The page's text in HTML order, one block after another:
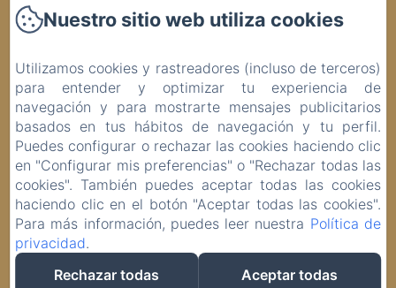
Habitaciones
Contacto
Política de privacidad
Información legal
Información sobre cookies
EN ES IT DE
Nuestro sitio web utiliza cookies
Utilizamos cookies y rastreadores (incluso de terceros)
para entender y optimizar tu experiencia de
navegación y para mostrarte mensajes publicitarios
basados en tus hábitos de navegación y tu perfil.
Puedes configurar o rechazar las cookies haciendo clic
en "Configurar mis preferencias" o "Rechazar todas las
cookies". También puedes aceptar todas las cookies
haciendo clic en el botón "Aceptar todas las cookies".
Para más información, puedes leer nuestra Política de
privacidad.
Rechazar todas
Aceptar todas